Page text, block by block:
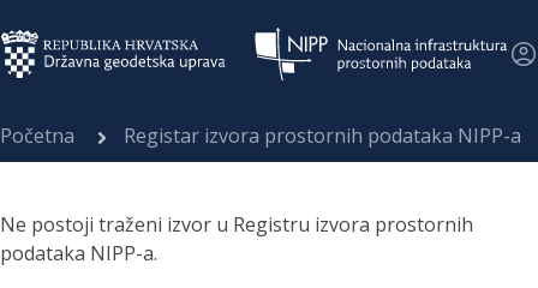
Početna Registar izvora prostornih podataka NIPP-a
Ne postoji traženi izvor u Registru izvora prostornih
podataka NIPP-a.